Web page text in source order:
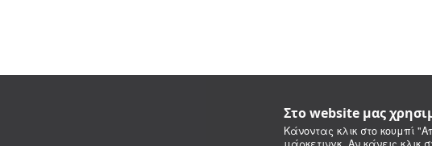
Στο website μας
Κάνοντας κλικ στο κουμπί